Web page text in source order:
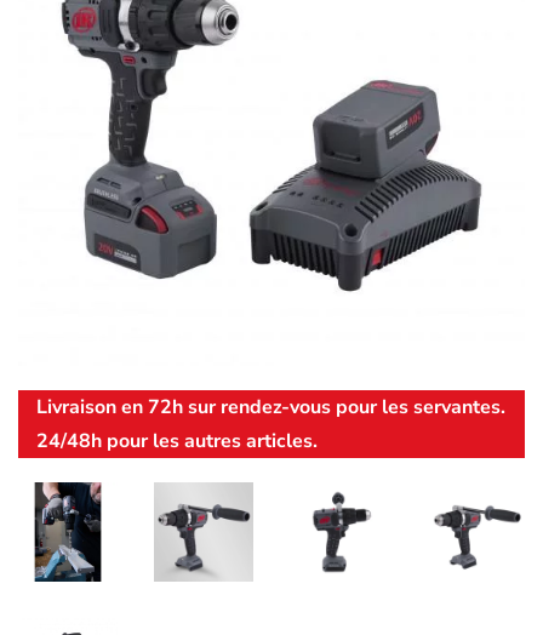
Livraison en 72h sur rendez-vous pour les servantes.
24/48h pour les autres articles.